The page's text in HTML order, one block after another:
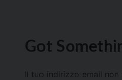
Got
Il tuo indirizzo email